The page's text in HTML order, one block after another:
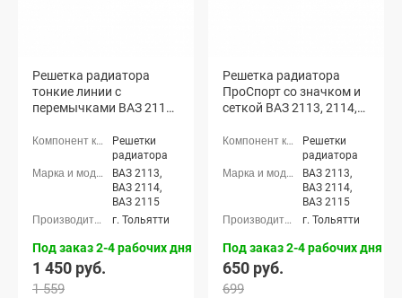
Решетка радиатора
тонкие линии с
перемычками ВАЗ 2113,
Решетки
радиатора
ВАЗ 2113,
ВАЗ 2114,
ВАЗ 2115
г. Тольятти
Под заказ 2-4 рабочих дня
1 450 руб.
1 559
Решетка радиатора
ПроСпорт со значком и
сеткой ВАЗ 2113, 2114,
Решетки
радиатора
ВАЗ 2113,
ВАЗ 2114,
ВАЗ 2115
г. Тольятти
Под заказ 2-4 рабочих дня
650 руб.
699